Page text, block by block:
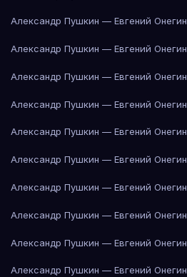
Александр Пушкин — Евгений Онегин
Александр Пушкин — Евгений Онегин
Александр Пушкин — Евгений Онегин
Александр Пушкин — Евгений Онегин
Александр Пушкин — Евгений Онегин
Александр Пушкин — Евгений Онегин
Александр Пушкин — Евгений Онегин
Александр Пушкин — Евгений Онегин
Александр Пушкин — Евгений Онегин
Александр Пушкин — Евгений Онегин